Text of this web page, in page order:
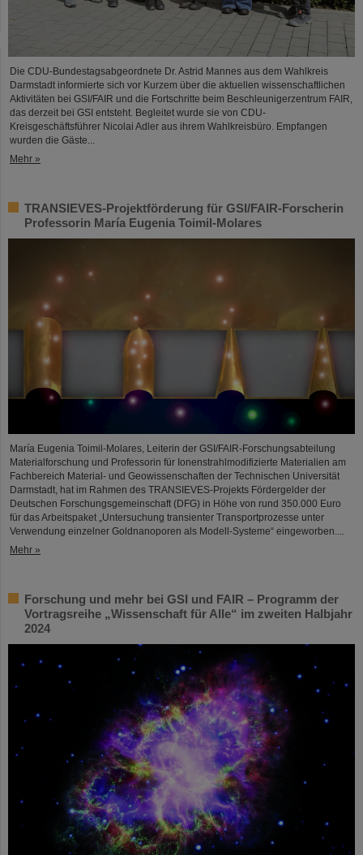
Die CDU-Bundestagsabgeordnete Dr. Astrid Mannes aus dem Wahlkreis
Darmstadt informierte sich vor Kurzem über die aktuellen wissenschaftlichen
Aktivitäten bei GSI/FAIR und die Fortschritte beim Beschleunigerzentrum FAIR,
das derzeit bei GSI entsteht. Begleitet wurde sie von CDU-
Kreisgeschäftsführer Nicolai Adler aus ihrem Wahlkreisbüro. Empfangen
wurden die Gäste...
Mehr »
TRANSIEVES-Projektförderung für GSI/FAIR-Forscherin
Professorin María Eugenia Toimil-Molares
María Eugenia Toimil-Molares, Leiterin der GSI/FAIR-Forschungsabteilung
Materialforschung und Professorin für Ionenstrahlmodifizierte Materialien am
Fachbereich Material- und Geowissenschaften der Technischen Universität
Darmstadt, hat im Rahmen des TRANSIEVES-Projekts Fördergelder der
Deutschen Forschungsgemeinschaft (DFG) in Höhe von rund 350.000 Euro
für das Arbeitspaket „Untersuchung transienter Transportprozesse unter
Verwendung einzelner Goldnanoporen als Modell-Systeme“ eingeworben....
Mehr »
Forschung und mehr bei GSI und FAIR – Programm der
Vortragsreihe „Wissenschaft für Alle“ im zweiten Halbjahr
2024